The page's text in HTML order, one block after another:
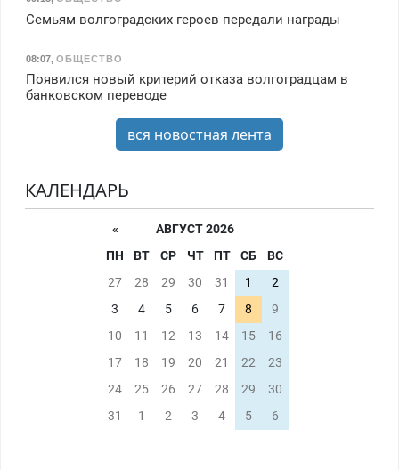
Семьям волгоградских героев передали награды
08:07, ОБЩЕСТВО
Появился новый критерий отказа волгоградцам в
банковском переводе
вся новостная лента
КАЛЕНДАРЬ
«
АВГУСТ 2026
ПН
ВТ СР ЧТ ПТ СБ
ВС
27
28 29 30 31 1
2
3
4 5 6 7 8
9
10
11 12 13 14 15
16
17
18 19 20 21 22
23
24
25 26 27 28 29
30
31
1 2 3 4 5 6